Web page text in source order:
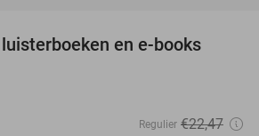
en e-books
Regulier €22,47